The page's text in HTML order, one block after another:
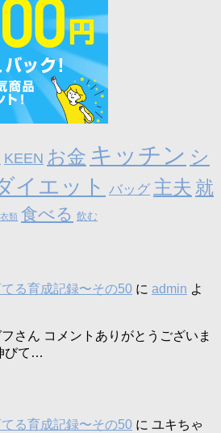
KEEN お金 キッチン シ
イエット バッグ 主夫 就
衣類 食べる 飲む
る育成記録〜その50 に admin よ
さん コメントありがとうございま
びて…
る育成記録〜その50 に ユキちゃ